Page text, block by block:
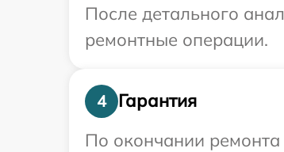
После детального
ремонтные операции.
4
Гарантия
По окончании